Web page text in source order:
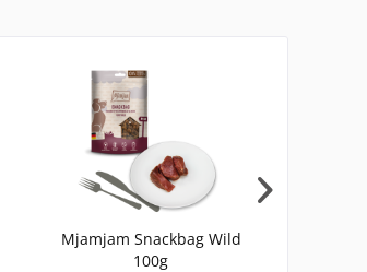
Mjamjam Snackbag Wild
100g